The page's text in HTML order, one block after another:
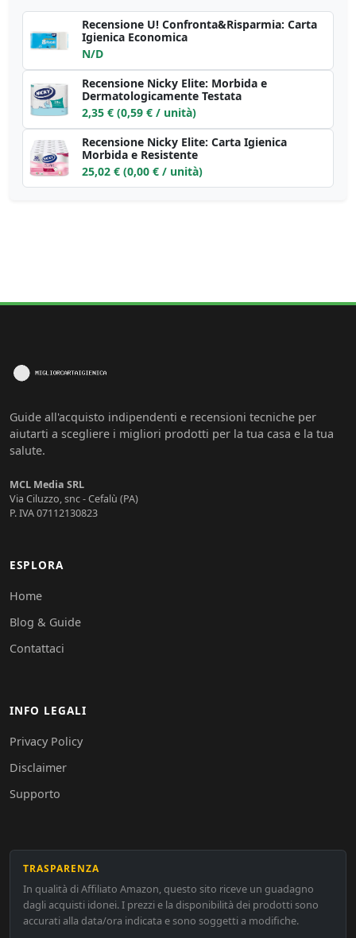
Recensione U! Confronta&Risparmia: Carta
Igienica Economica
N/D
Recensione Nicky Elite: Morbida e
Dermatologicamente Testata
2,35 € (0,59 € / unità)
Recensione Nicky Elite: Carta Igienica
Morbida e Resistente
25,02 € (0,00 € / unità)
Guide all'acquisto indipendenti e recensioni tecniche per
aiutarti a scegliere i migliori prodotti per la tua casa e la tua
salute.
MCL Media SRL
Via Ciluzzo, snc - Cefalù (PA)
P. IVA 07112130823
ESPLORA
Home
Blog & Guide
Contattaci
INFO LEGALI
Privacy Policy
Disclaimer
Supporto
TRASPARENZA
In qualità di Affiliato Amazon, questo sito riceve un guadagno
dagli acquisti idonei. I prezzi e la disponibilità dei prodotti sono
accurati alla data/ora indicata e sono soggetti a modifiche.